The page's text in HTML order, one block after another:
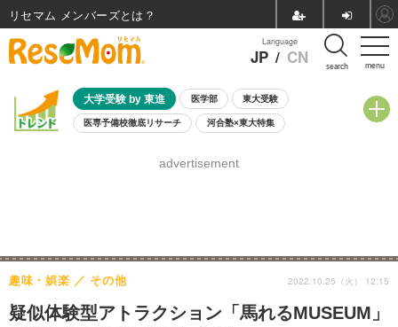
menu
Language
JP / CN search
大学受験 by 東進 医学部 東大受験
医専予備校徹底リサーチ 河合塾×東大特集
8月開催学校説明会・相談会
advertisement
疑似体験型アトラクション「馬れるMUSEUM」
趣味・娯楽 その他 2022.10.25（火） 12:15
リセマム メンバーズ